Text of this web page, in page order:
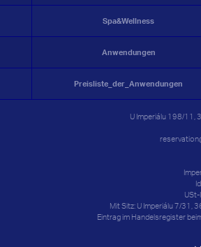
Spa&Wellness
Anwendungen
Preisliste_der_Anwendungen
U Imperiálu 198/11,
Mit Sitz: U Imperiálu 7/31,
Eintrag im Handelsregister